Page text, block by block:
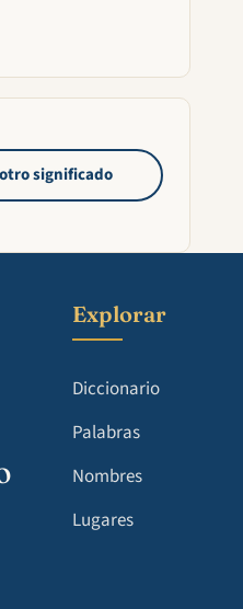
significado
Explorar
Diccionario
Palabras
Nombres
Lugares